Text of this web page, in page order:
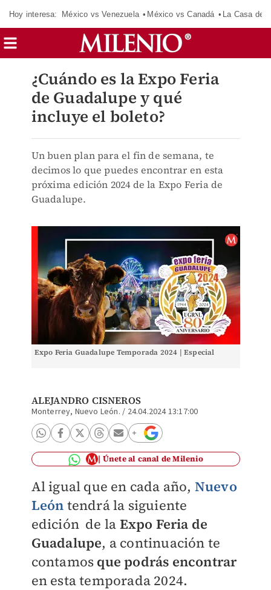
Hoy interesa: México vs Venezuela México vs Canadá La Casa de
¿Cuándo es la Expo Feria
de Guadalupe y qué
incluye el boleto?
Un buen plan para el fin de semana, te
decimos lo que puedes encontrar en esta
próxima edición 2024 de la Expo Feria de
Guadalupe.
Expo Feria Guadalupe Temporada 2024 | Especial
ALEJANDRO CISNEROS
Monterrey, Nuevo León. / 24.04.2024 13:17:00
Únete al canal de Milenio
Al igual que en cada año, Nuevo
León tendrá la siguiente
edición de la Expo Feria de
Guadalupe, a continuación te
contamos que podrás encontrar
en estatemporada 2024.